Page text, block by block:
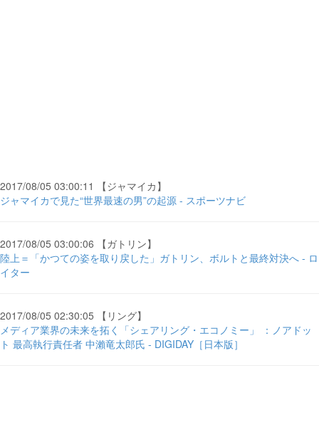
2017/08/05 03:00:11 【ジャマイカ】
ジャマイカで見た“世界最速の男”の起源 - スポーツナビ
2017/08/05 03:00:06 【ガトリン】
陸上＝「かつての姿を取り戻した」ガトリン、ボルトと最終対決へ - ロ
イター
2017/08/05 02:30:05 【リング】
メディア業界の未来を拓く「シェアリング・エコノミー」 ：ノアドッ
ト 最高執行責任者 中瀨竜太郎氏 - DIGIDAY［日本版］